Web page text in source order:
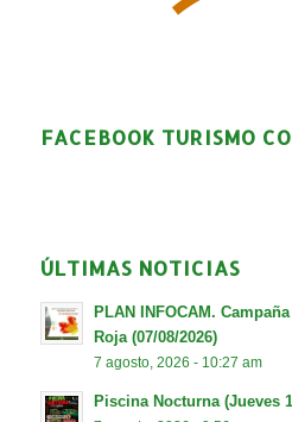
FACEBOOK TURISMO
ÚLTIMAS NOTICIAS
PLAN INFOCAM.
Roja (07/08/2026)
7 agosto, 2026 - 10:27 am
Piscina Nocturna (Jueves